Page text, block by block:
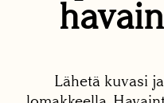
Lähetä kuvasi